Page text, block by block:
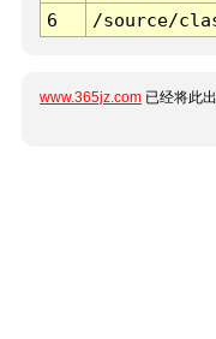
6
/source/
www.365jz.com 已经将此